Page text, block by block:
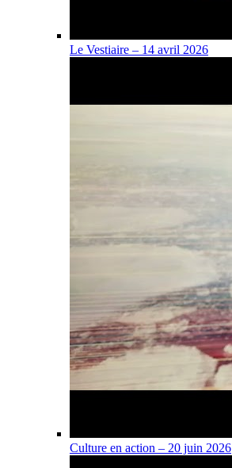
Le Vestiaire – 14 avril 2026
Culture en action – 20 juin 2026